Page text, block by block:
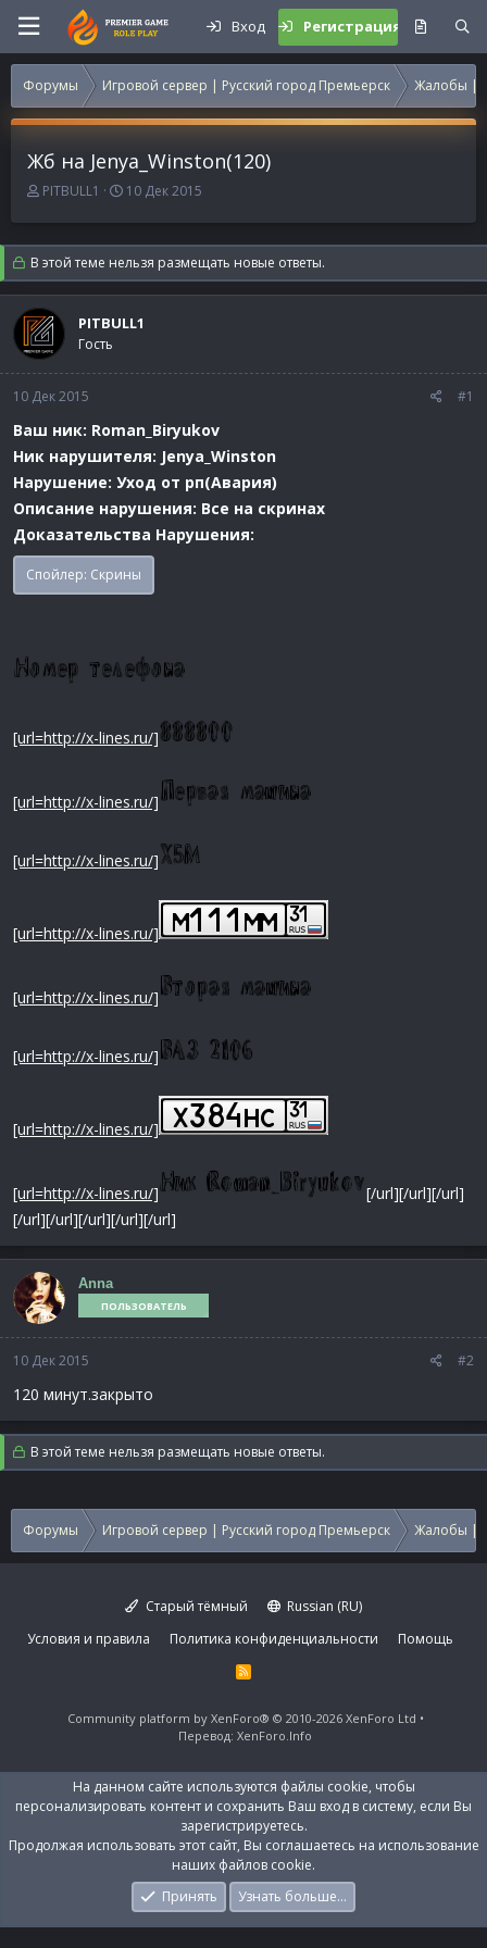
Вход Регистрация
Форумы Игровой сервер | Русский город Премьерск Жалобы |
Жб на Jenya_Winston(120)
А
т
о
р
т
е
м
ы
PITBULL1
Д
т
а
н
а
а
10 Дек 2015
В этой теме нельзя размещать новые ответы.
PITBULL1
Гость
10 Дек 2015 #1
Ваш ник: Roman_Biryukov
Ник нарушителя: Jenya_Winston
Нарушение: Уход от рп(Авария)
Описание нарушения: Все на скринах
Доказательства Нарушения:
Спойлер: Скрины
[url=http://x-lines.ru/]
[url=http://x-lines.ru/]
[url=http://x-lines.ru/]
[url=http://x-lines.ru/]
[url=http://x-lines.ru/]
[url=http://x-lines.ru/]
[url=http://x-lines.ru/]
[url=http://x-lines.ru/]
[/url][/url][/url]
[/url][/url][/url][/url][/url]
Anna
ПОЛЬЗОВАТЕЛЬ
10 Дек 2015 #2
120 минут.закрыто
В этой теме нельзя размещать новые ответы.
Форумы Игровой сервер | Русский город Премьерск Жалобы |
Старый тёмный
Russian (RU)
Условия и правила
Политика конфиденциальности Помощь
R
S
Community platform by XenForo® © 2010-2026 XenForo Ltd
Перевод: XenForo.Info
На данном сайте используются файлы cookie, чтобы
персонализировать контент и сохранить Ваш вход в систему, если Вы
зарегистрируетесь.
Продолжая использовать этот сайт, Вы соглашаетесь на использование
наших файлов cookie.
Принять
Узнать больше…